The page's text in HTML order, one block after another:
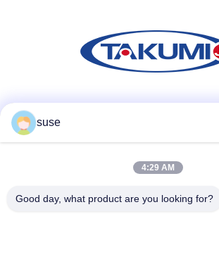
Snel contact
Tel.
suse
4:29 AM
Good day, what product are you looking for?